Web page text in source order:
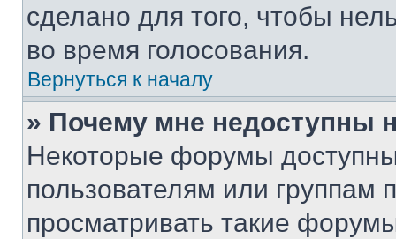
сделано для того, чтобы
во время голосования.
Вернуться к началу
» Почему мне недоступны
Некоторые форумы
пользователям или группам
просматривать такие